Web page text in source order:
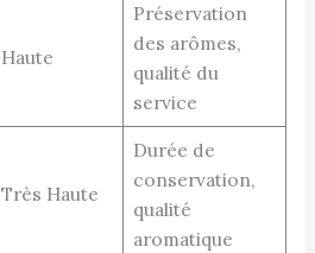
Haute
Préservation
des arômes,
qualité du
service
Très Haute
Durée de
conservation,
qualité
aromatique